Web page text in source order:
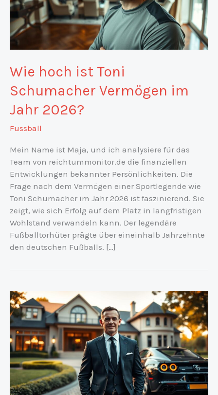
Wie hoch ist Toni
Schumacher Vermögen im
Jahr 2026?
Fussball
Mein Name ist Maja, und ich analysiere für das
Team von reichtummonitor.de die finanziellen
Entwicklungen bekannter Persönlichkeiten. Die
Frage nach dem Vermögen einer Sportlegende wie
Toni Schumacher im Jahr 2026 ist faszinierend. Sie
zeigt, wie sich Erfolg auf dem Platz in langfristigen
Wohlstand verwandeln kann. Der legendäre
Fußballtorhüter prägte über eineinhalb Jahrzehnte
den deutschen Fußballs. […]